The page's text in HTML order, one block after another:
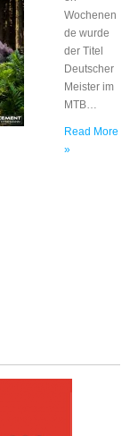
Wochenen
de wurde
der Titel
Deutscher
Meister im
MTB…
Read More
»